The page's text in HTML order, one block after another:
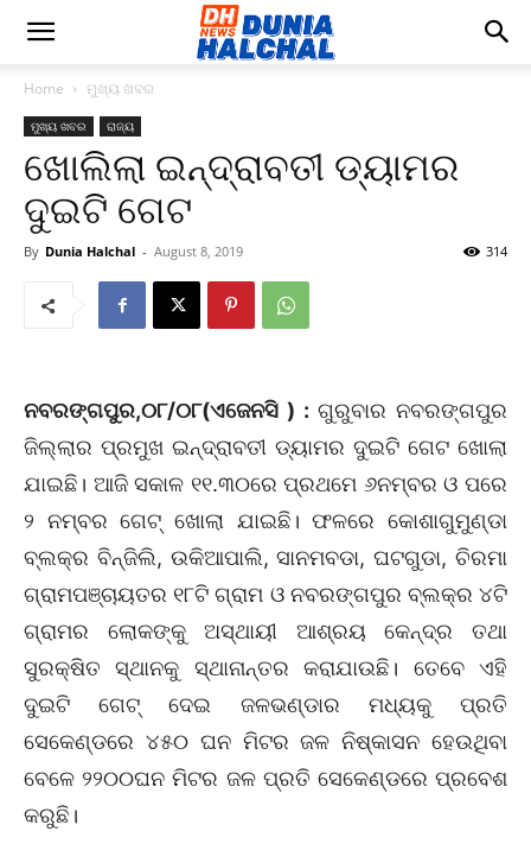
Home ମୁଖ୍ୟ ଖବର
ମୁଖ୍ୟ ଖବର ରାଜ୍ୟ
ଖୋଲିଲା ଇନ୍ଦ୍ରାବତୀ ଡ୍ୟାମର
ଦୁଇଟି ଗେଟ
By Dunia Halchal - August 8, 2019 314
ନବରଙ୍ଗପୁର,୦୮/୦୮(ଏଜେନସି ) : ଗୁରୁବାର ନବରଙ୍ଗପୁର
ଜିଲ୍ଲାର ପ୍ରମୁଖ ଇନ୍ଦ୍ରାବତୀ ଡ୍ୟାମର ଦୁଇଟି ଗେଟ ଖୋଲା
ଯାଇଛି। ଆଜି ସକାଳ ୧୧.୩୦ରେ ପ୍ରଥମେ ୬ନମ୍ବର ଓ ପରେ
୨ ନମ୍ବର ଗେଟ୍‌ ଖୋଲା ଯାଇଛି। ଫଳରେ କୋଶାଗୁମୁଣ୍ଡା
ବ୍ଲକ୍‌ର ବିନ୍‌ଜିଲି, ଉକିଆପାଲି, ସାନମବଡା, ଘଟଗୁଡା, ଚିରମା
ଗ୍ରାମପଞ୍ଚାୟତର ୧୮ଟି ଗ୍ରାମ ଓ ନବରଙ୍ଗପୁର ବ୍ଲକ୍‌ର ୪ଟି
ଗ୍ରାମର ଲୋକଙ୍କୁ ଅସ୍ଥାୟୀ ଆଶ୍ରୟ କେନ୍ଦ୍ର ତଥା
ସୁରକ୍ଷିତ ସ୍ଥାନକୁ ସ୍ଥାନାନ୍ତର କରାଯାଉଛି। ତେବେ ଏହି
ଦୁଇଟି ଗେଟ୍‌ ଦେଇ ଜଳଭଣ୍ଡାର ମଧ୍ୟକୁ ପ୍ରତି
ସେକେଣ୍ଡରେ ୪୫୦ ଘନ ମିଟର ଜଳ ନିଷ୍କାସନ ହେଉଥିବା
ବେଳେ ୨୨୦୦ଘନ ମିଟର ଜଳ ପ୍ରତି ସେକେଣ୍ଡରେ ପ୍ରବେଶ
କରୁଛି।